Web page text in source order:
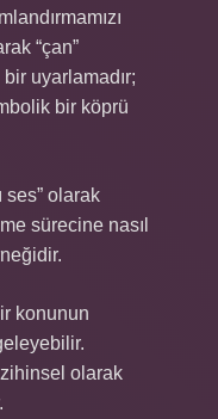
“çan”
uyarlamadır;
bir köprü
ses” olarak
sürecine nasıl
konunun
olarak